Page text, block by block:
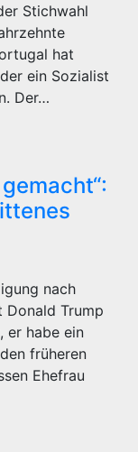
Stichwahl
hat
ein Sozialist
Der…
nach
Donald Trump
er habe ein
früheren
Ehefrau